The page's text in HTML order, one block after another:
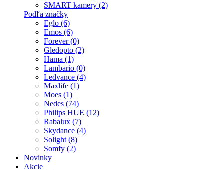
SMART kamery (2)
Podľa značky
Eglo (6)
Emos (6)
Forever (0)
Gledopto (2)
Hama (1)
Lambario (0)
Ledvance (4)
Maxlife (1)
Moes (1)
Nedes (74)
Philips HUE (12)
Rabalux (7)
Skydance (4)
Solight (8)
Somfy (2)
Novinky
Akcie